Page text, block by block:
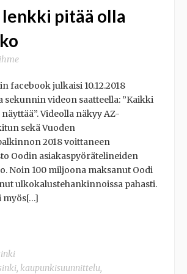
pitää olla
facebook julkaisi 10.12.2018
sekunnin videon saatteella: ”Kaikki
Videolla näkyy AZ-
sekä Vuoden
2018 voittaneen
Oodin asiakaspyörätelineiden
Noin 100 miljoona maksanut Oodi
ulkokalustehankinnoissa pahasti.
myös[…]
, kaupunkisuunnittelu,